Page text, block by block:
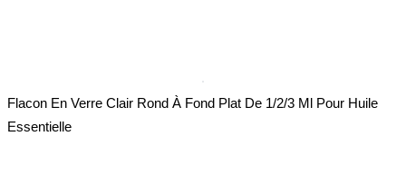
Flacon En Verre Clair Rond À Fond Plat De 1/2/3 Ml Pour Huile
Essentielle